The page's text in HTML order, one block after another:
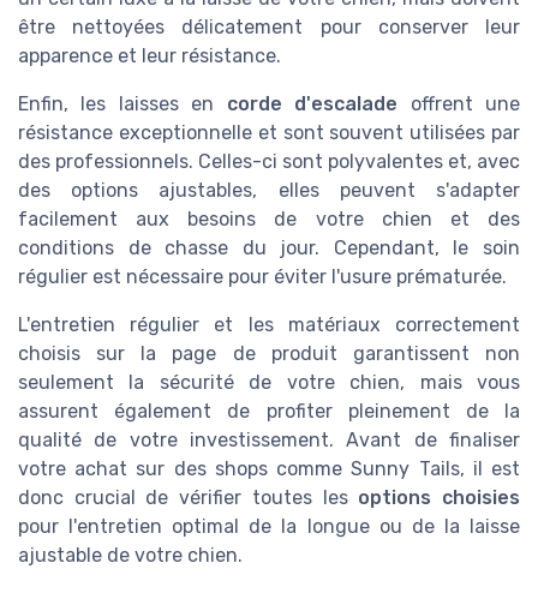
être nettoyées délicatement pour conserver leur
apparence et leur résistance.
Enfin, les laisses en corde d'escalade offrent une
résistance exceptionnelle et sont souvent utilisées par
des professionnels. Celles-ci sont polyvalentes et, avec
des options ajustables, elles peuvent s'adapter
facilement aux besoins de votre chien et des
conditions de chasse du jour. Cependant, le soin
régulier est nécessaire pour éviter l'usure prématurée.
L'entretien régulier et les matériaux correctement
choisis sur la page de produit garantissent non
seulement la sécurité de votre chien, mais vous
assurent également de profiter pleinement de la
qualité de votre investissement. Avant de finaliser
votre achat sur des shops comme Sunny Tails, il est
donc crucial de vérifier toutes les options choisies
pour l'entretien optimal de la longue ou de la laisse
ajustable de votre chien.